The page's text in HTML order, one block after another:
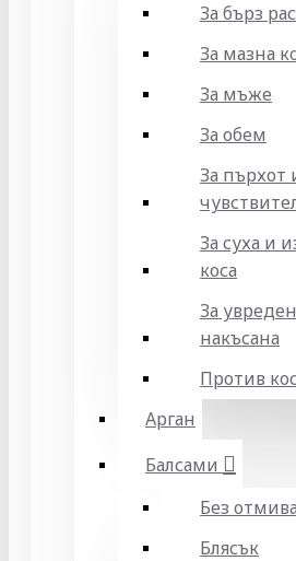
За бърз
За мазна
За мъже
За обем
За пърхот
За суха и
коса
За
накъсана
Против
Арган
Балсами
Без
Блясък